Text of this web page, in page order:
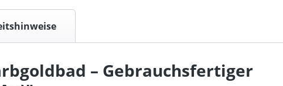
– Gebrauchsfertiger